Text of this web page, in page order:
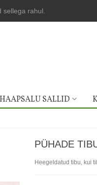
rahul.
HAAPSALU SALLID
PÜHADE
Heegeldatud tibu, kui